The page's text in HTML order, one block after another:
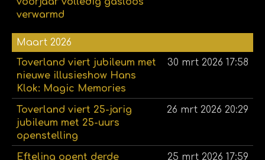
verwarmd
Maart 2026
Toverland viert jubileum met
nieuwe illusieshow Hans
Klok: Magic Memories
30 mrt 2026 17:58
Toverland viert 25-jarig
jubileum met 25-uurs
openstelling
26 mrt 2026 20:29
Efteling opent derde
25 mrt 2026 17:59